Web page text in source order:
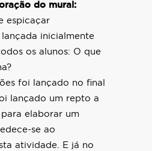
do mural:
espicaçar
inicialmente
os alunos: O que
foi lançado no final
lançado um repto a
elaborar um
se ao
atividade. E já no